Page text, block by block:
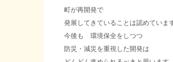
町が再開発で
発展してきていることは認めていま
今後も 環境保全をしつつ
防災・減災を重視した開発は